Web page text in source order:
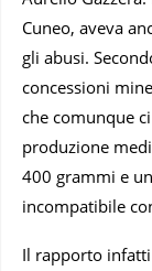
Cuneo, aveva
gli abusi.
concessioni
che comunque
produzione
400 grammi e
incompatibile
Il rapporto